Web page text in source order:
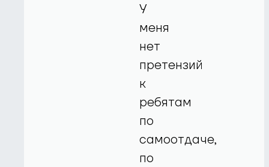
У
меня
нет
претензий
к
ребятам
по
самоотдаче,
по